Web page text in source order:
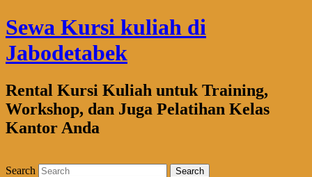
Sewa Kursi kuliah di
Jabodetabek
Rental Kursi Kuliah untuk Training,
Workshop, dan Juga Pelatihan Kelas
Kantor Anda
Search